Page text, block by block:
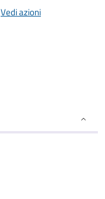
Vedi azioni